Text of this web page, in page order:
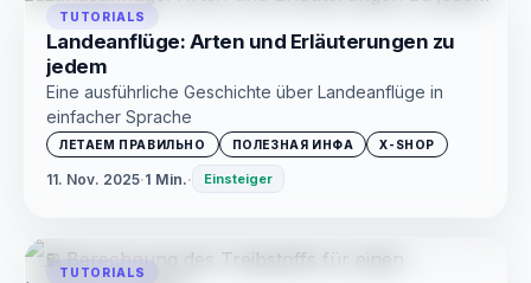
TUTORIALS
Landeanflüge: Arten und Erläuterungen zu
jedem
Eine ausführliche Geschichte über Landeanflüge in
einfacher Sprache
ЛЕТАЕМ ПРАВИЛЬНО ПОЛЕЗНАЯ ИНФА X-SHOP
11. Nov. 2025·1 Min.· Einsteiger
TUTORIALS